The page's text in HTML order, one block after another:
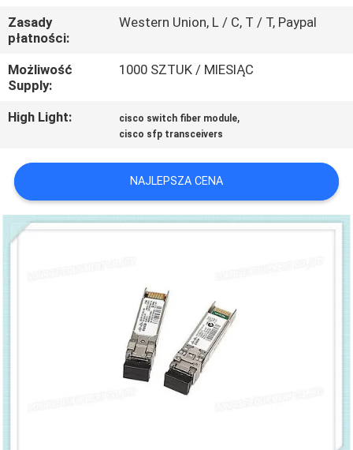
SKONTAKTUJ
SIĘ
Z
NAMI
SPRAWY
SITEMAP
PRYWATNOŚCI
Zasady
płatności:
Western Union, L / C, T / T, Paypal
Możliwość
Supply:
1000 SZTUK / MIESIĄC
High Light: cisco switch fiber module,
cisco sfp transceivers
NAJLEPSZA CENA